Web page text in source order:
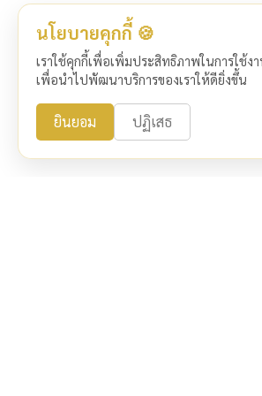
นโยบายคุกกี้ 🍪
เราใช้คุกกี้เพื่อเพิ่มประสิทธิภาพในการใช้ง
เพื่อนำไปพัฒนาบริการของเราให้ดียิ่งขึ้น
ยินยอม ปฏิเสธ